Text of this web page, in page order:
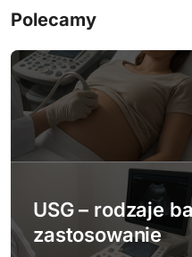
g
a
c
a
p
Polecamy
USG – rodzaje
zastosowanie